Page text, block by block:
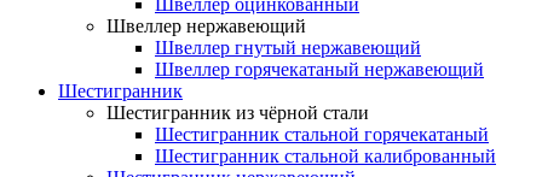
Швеллер оцинкованный
Швеллер нержавеющий
Швеллер гнутый нержавеющий
Швеллер горячекатаный нержавеющий
Шестигранник
Шестигранник из чёрной стали
Шестигранник стальной горячекатаный
Шестигранник стальной калиброванный